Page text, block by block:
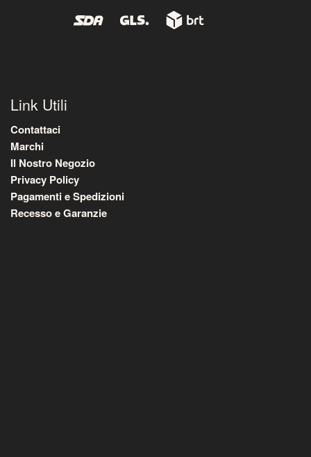
Link Utili
Contattaci
Marchi
Il Nostro Negozio
Privacy Policy
Pagamenti e Spedizioni
Recesso e Garanzie